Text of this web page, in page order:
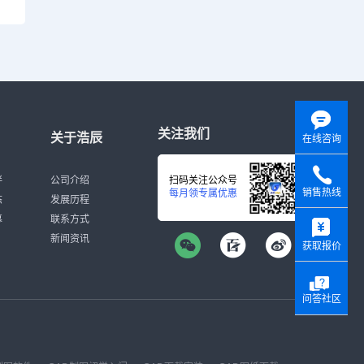
关于浩辰
公司介绍
发展历程
联系方式
新闻资讯
关注我们
扫码关注公众号
每月领专属优惠
在线咨询
销售热线
获取报价
问答社区